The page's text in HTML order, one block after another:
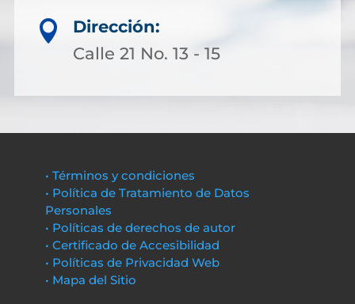

Dirección:
Calle 21 No. 13 - 15
• Términos y condiciones
• Política de Tratamiento de Datos
Personales
• Políticas de derechos de autor
• Certificado de Accesibilidad
• Políticas de Privacidad Web
• Mapa del Sitio